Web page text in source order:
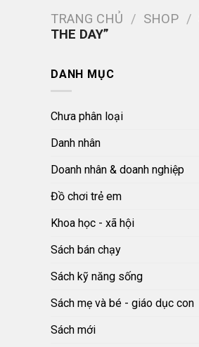
TRANG CHỦ / SHOP /
THE DAY”
DANH MỤC
Chưa phân loại
Danh nhân
Doanh nhân & doanh nghiệp
Đồ chơi trẻ em
Khoa học - xã hội
Sách bán chạy
Sách kỹ năng sống
Sách mẹ và bé - giáo dục con
Sách mới